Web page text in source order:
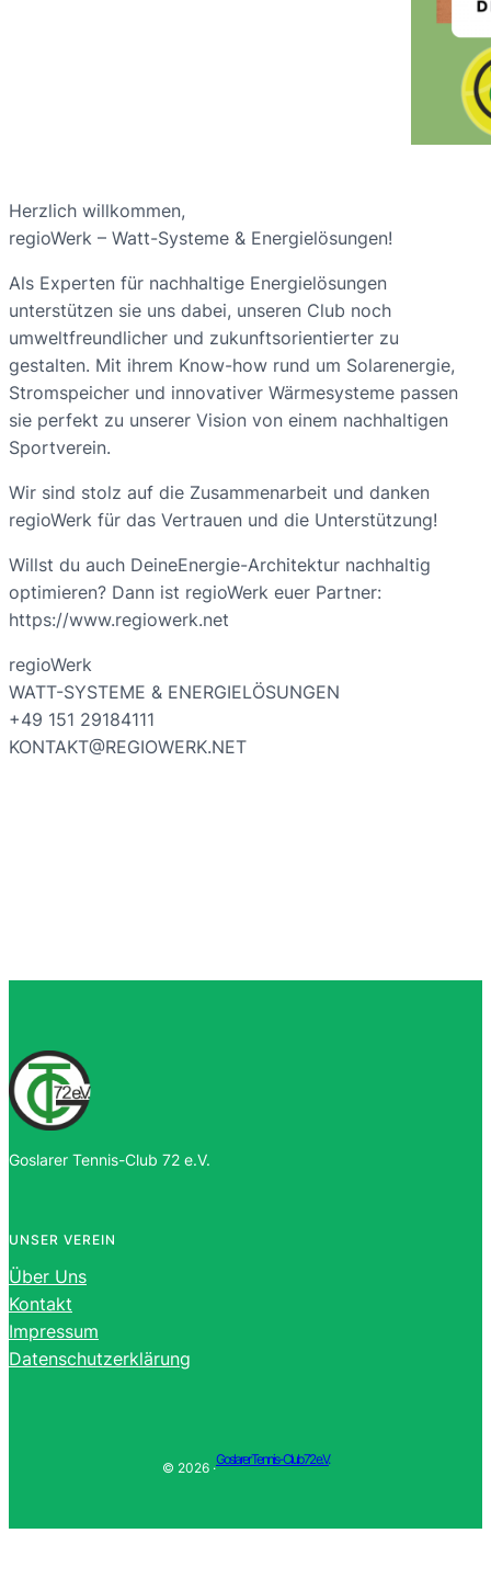
Herzlich willkommen,
regioWerk – Watt-Systeme & Energielösungen!
Als Experten für nachhaltige Energielösungen
unterstützen sie uns dabei, unseren Club noch
umweltfreundlicher und zukunftsorientierter zu
gestalten. Mit ihrem Know-how rund um Solarenergie,
Stromspeicher und innovativer Wärmesysteme passen
sie perfekt zu unserer Vision von einem nachhaltigen
Sportverein.
Wir sind stolz auf die Zusammenarbeit und danken
regioWerk für das Vertrauen und die Unterstützung!
Willst du auch DeineEnergie-Architektur nachhaltig
optimieren? Dann ist regioWerk euer Partner:
https://www.regiowerk.net
regioWerk
WATT-SYSTEME & ENERGIELÖSUNGEN
+49 151 29184111
KONTAKT@REGIOWERK.NET
Goslarer Tennis-Club 72 e.V.
UNSER VEREIN
Über Uns
Kontakt
Impressum
Datenschutzerklärung
© 2026 ·
Goslarer Tennis-Club 72 e.V.